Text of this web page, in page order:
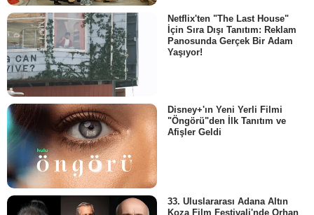
Netflix'ten "The Last House"
İçin Sıra Dışı Tanıtım: Reklam
Panosunda Gerçek Bir Adam
Yaşıyor!
Disney+'ın Yeni Yerli Filmi
"Öngörü"den İlk Tanıtım ve
Afişler Geldi
33. Uluslararası Adana Altın
Koza Film Festivali'nde Orhan